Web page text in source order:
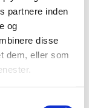
partnere inden
og
disse
dem, eller som
i styrken 0,1
…
og